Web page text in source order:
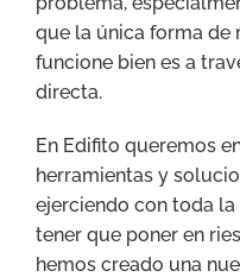
que la única forma de
funcione bien es a
directa.
En Edifito queremos
herramientas y
ejerciendo con toda
tener que poner en
hemos creado una